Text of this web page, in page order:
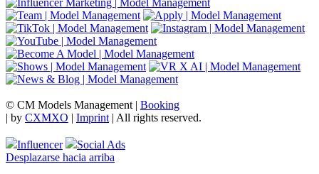
© CM Models Management | Booking
| by CXMXO | Imprint | All rights reserved.
Influencer
Social Ads
Desplazarse hacia arriba